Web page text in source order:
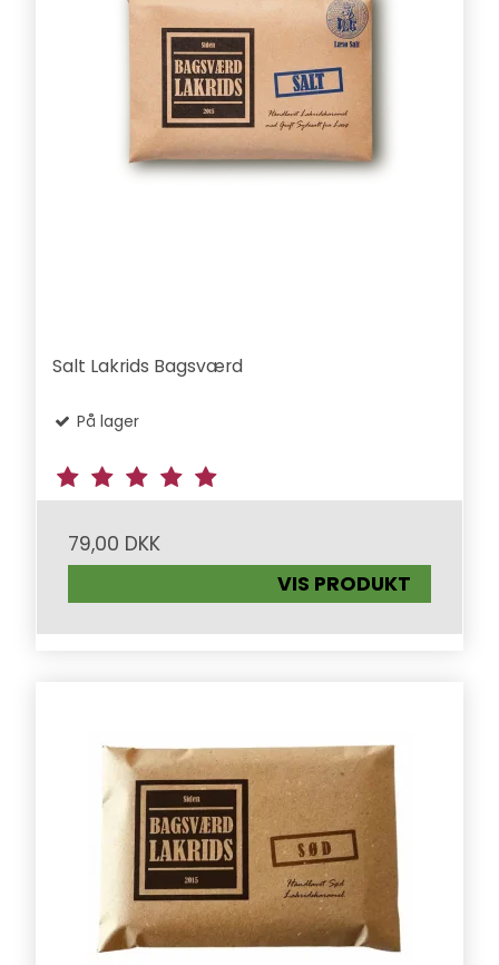
Salt Lakrids Bagsværd
På lager
79,00 DKK
VIS PRODUKT